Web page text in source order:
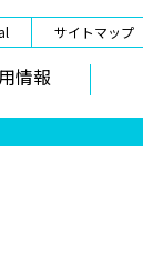
サイトマップ
情報